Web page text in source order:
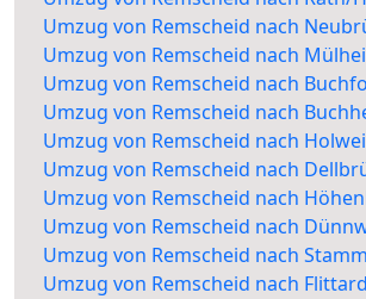
Umzug von Remscheid nach
Umzug von Remscheid nach
Umzug von Remscheid nach
Umzug von Remscheid nach
Umzug von Remscheid nach
Umzug von Remscheid nach
Umzug von Remscheid nach
Umzug von Remscheid nach
Umzug von Remscheid nach
Umzug von Remscheid nach Flittard